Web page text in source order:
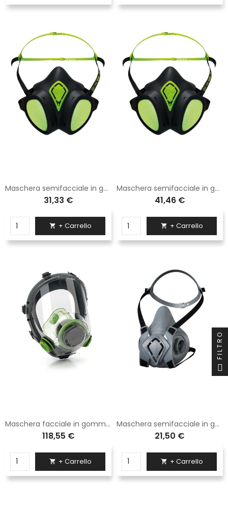
Maschera semifacciale in gomma termoplastica completa di filtri A2P2 di colore nero e verde
31,33 €
 + Carrello
Maschera semifacciale in gomma termoplastica completa di filtri ABEK1 di colore nero e verde
41,46 €
 + Carrello
Maschera facciale in gomma con doppio attacco per filtri serie 200
118,55 €
 + Carrello
Maschera semifacciale in gomma termoplastica con due attacchi per filtri serie 200
21,50 €
 + Carrello
FILTRO